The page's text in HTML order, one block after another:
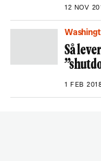
12 NOV
Så
1 FEB